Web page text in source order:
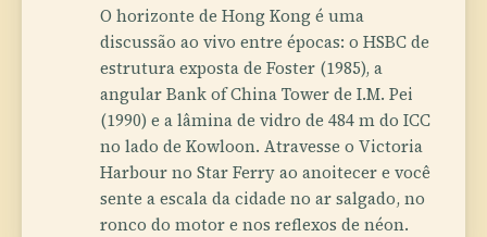
O horizonte de Hong Kong é uma
discussão ao vivo entre épocas: o HSBC de
estrutura exposta de Foster (1985), a
angular Bank of China Tower de I.M. Pei
(1990) e a lâmina de vidro de 484 m do ICC
no lado de Kowloon. Atravesse o Victoria
Harbour no Star Ferry ao anoitecer e você
sente a escala da cidade no ar salgado, no
ronco do motor e nos reflexos de néon.